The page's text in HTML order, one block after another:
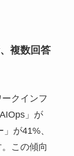
複数回答
クインフ
」が
が41%、
この傾向